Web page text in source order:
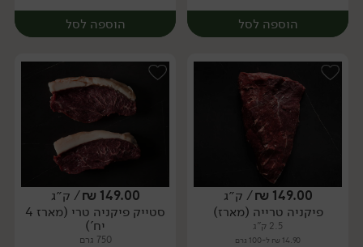
הוספה לסל
מארז
הוספה לסל
יח׳
149.00
₪/ ק״ג
פיקניה טרייה (מארז)
2.5 ק"ג
14.90 ₪ ל-100 גרם
149.00
₪/ ק״ג
סטייק פיקניה טרי (מארז 4
יח')
750 גרם